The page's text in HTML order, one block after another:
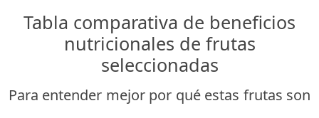
Tabla comparativa de beneficios
nutricionales de frutas
seleccionadas
Para entender mejor por qué estas frutas son